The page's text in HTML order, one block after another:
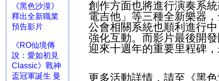
《黑色沙漠》
釋出全新職業
預告影片
《RO仙境傳
說：愛如初見
Classic》戰神
盃冠軍誕生 曼
創作方面也將進行演奏系
電吉他」等三種全新樂器
公會相關系統也順利進行
強化互動。而影片最後開
迎來十週年的重要里程碑
更多活動詳情，請至《黑